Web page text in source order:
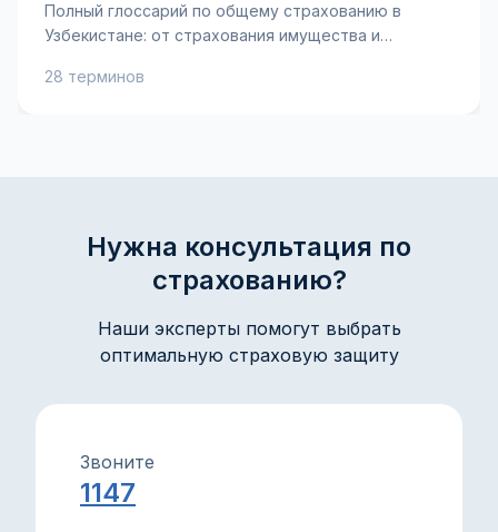
Полный глоссарий по общему страхованию в
Узбекистане: от страхования имущества и
рисков. Узнайте ключевые термины, такие как
28 терминов
Нужна консультация по
страхованию?
Наши эксперты помогут выбрать
оптимальную страховую защиту
Звоните
1147